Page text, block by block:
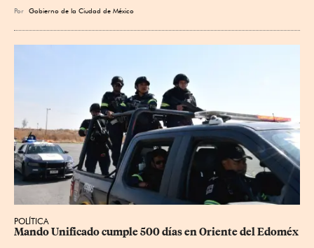
Por Gobierno de la Ciudad de México
POLÍTICA
Mando Unificado cumple 500 días en Oriente del Edoméx